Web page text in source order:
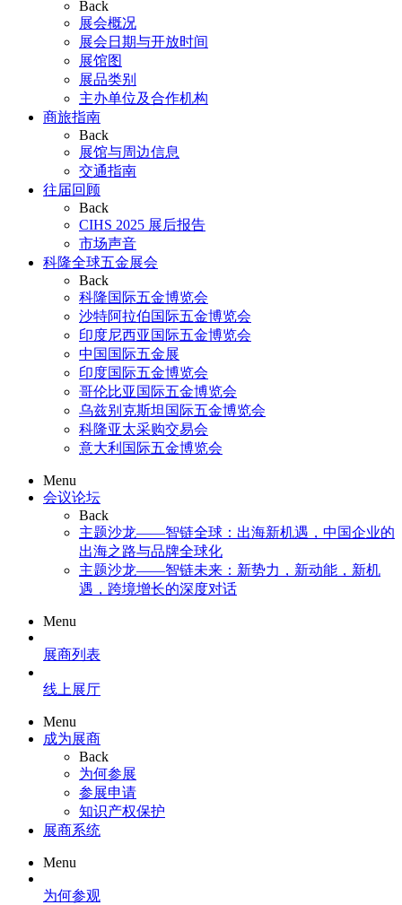
Back
展会概况
展会日期与开放时间
展馆图
展品类别
主办单位及合作机构
商旅指南
Back
展馆与周边信息
交通指南
往届回顾
Back
CIHS 2025 展后报告
市场声音
科隆全球五金展会
Back
科隆国际五金博览会
沙特阿拉伯国际五金博览会
印度尼西亚国际五金博览会
中国国际五金展
印度国际五金博览会
哥伦比亚国际五金博览会
乌兹别克斯坦国际五金博览会
科隆亚太采购交易会
意大利国际五金博览会
Menu
会议论坛
Back
主题沙龙——智链全球：出海新机遇，中国企业的
出海之路与品牌全球化
主题沙龙——智链未来：新势力，新动能，新机
遇，跨境增长的深度对话
Menu
展商列表
线上展厅
Menu
成为展商
Back
为何参展
参展申请
知识产权保护
展商系统
Menu
为何参观